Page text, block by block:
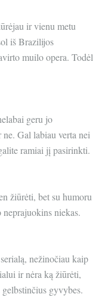
ir vienu metu
iš Brazilijos
muilo opera. Todėl
geru jo
Gal labiau verta nei
ramiai jį pasirinkti.
žiūrėti, bet su humoru
niekas.
nežinočiau kaip
ir nėra ką žiūrėti,
gelbstinčius gyvybes.